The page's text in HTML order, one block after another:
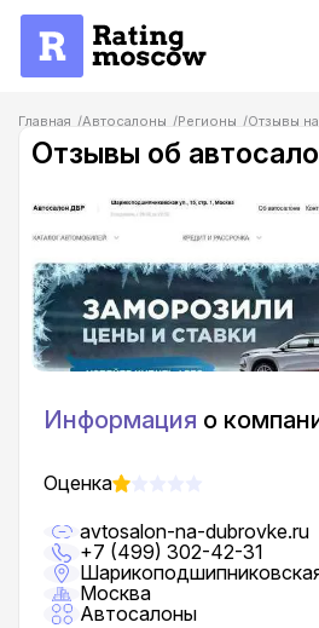
Главная Автосалоны Регионы
Отзывы
Отзывы об автосалоне ДБР
Отзывы об
Информация о
Оценка
avtosalon-na-dubrovke.ru
+7 (499) 302-42-31
Шарикоподшипниковская
Москва
Автосалоны